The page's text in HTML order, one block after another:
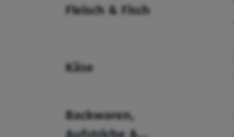
Fleisch & Fisch
Käse
Backwaren,